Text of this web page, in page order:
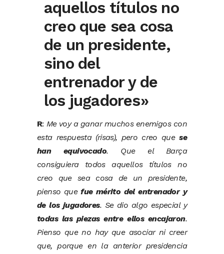
aquellos títulos no
creo que sea cosa
de un presidente,
sino del
entrenador y de
los jugadores»
R: Me voy a ganar muchos enemigos con
esta respuesta (risas), pero creo quese
han equivocado. Que el Barça
consiguiera todos aquellos títulos no
creo que sea cosa de un presidente,
pienso quefue mérito del entrenador y
de los jugadores. Se dio algo especial y
todas las piezas entre ellos encajaron.
Pienso que no hay que asociar ni creer
que, porque en la anterior presidencia